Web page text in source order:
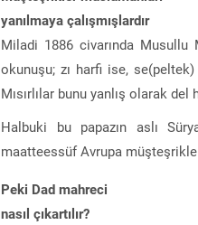
yanılmaya çalışmışlardır
Miladi 1886 civarında Musullu
okunuşu; zı harfi ise,
Mısırlılar bunu yanlış olarak
Halbuki bu papazın aslı
maatteessüf Avrupa
Peki Dad mahreci
nasıl çıkartılır?